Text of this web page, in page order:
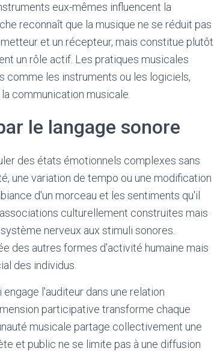
eux-mêmes influencent la
reconnaît que la musique ne se réduit pas
et un récepteur, mais constitue plutôt
un rôle actif. Les pratiques musicales
comme les instruments ou les logiciels,
communication musicale.
le langage sonore
des états émotionnels complexes sans
une variation de tempo ou une modification
d'un morceau et les sentiments qu'il
culturellement construites mais
nerveux aux stimuli sonores.
des autres formes d'activité humaine mais
des individus.
l'auditeur dans une relation
participative transforme chaque
musicale partage collectivement une
et public ne se limite pas à une diffusion